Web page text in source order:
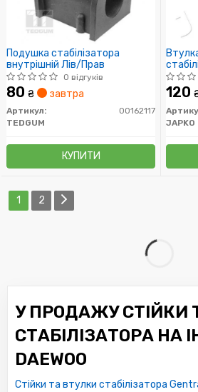
Подушка стабілізатора
внутрішній Лів/Прав
0 відгуків
80 ₴ завтра
Артикул:
00162117
TEDGUM
КУПИТИ
120
JAPKO
1 2
У ПРОДАЖУ СТІЙКИ
СТАБІЛІЗАТОРА НА
DAEWOO
Стійки та втулки стабілізатора